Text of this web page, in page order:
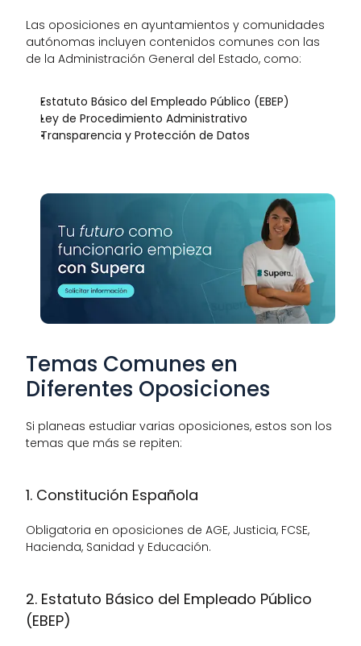
Las oposiciones en ayuntamientos y comunidades
autónomas incluyen contenidos comunes con las
de la Administración General del Estado, como:
Estatuto Básico del Empleado Público (EBEP)
Ley de Procedimiento Administrativo
Transparencia y Protección de Datos
Temas Comunes en
Diferentes Oposiciones
Si planeas estudiar varias oposiciones, estos son los
temas que más se repiten:
1. Constitución Española
Obligatoria en oposiciones de AGE, Justicia, FCSE,
Hacienda, Sanidad y Educación.
2. Estatuto Básico del Empleado Público
(EBEP)